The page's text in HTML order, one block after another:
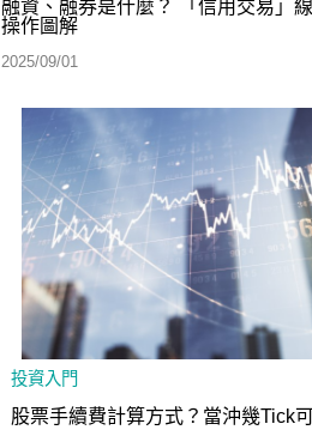
融資、融券是什麼？ 「信用交易」
操作圖解
2025/09/01
投資入門
股票手續費計算方式？當沖幾Tick